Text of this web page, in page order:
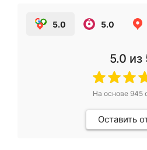
5.0 5.0
5.0 из
На основе 945
Оставить